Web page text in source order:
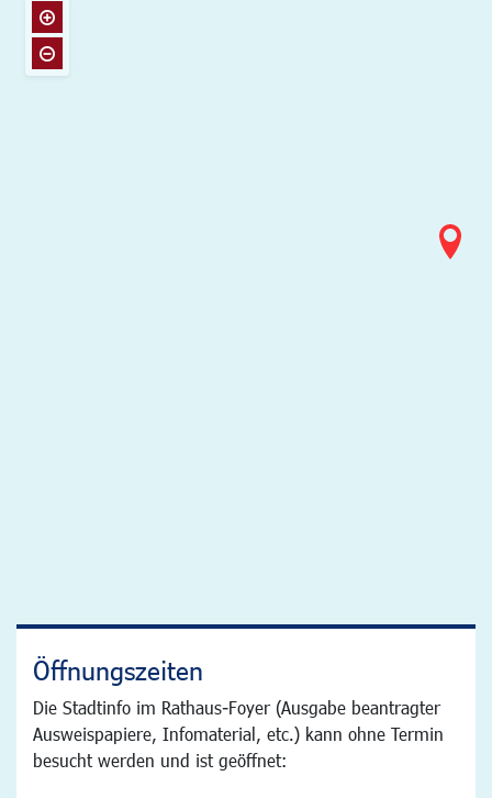
Öffnungszeiten
Die Stadtinfo im Rathaus-Foyer (Ausgabe beantragter
Ausweispapiere, Infomaterial, etc.) kann ohne Termin
besucht werden und ist geöffnet: